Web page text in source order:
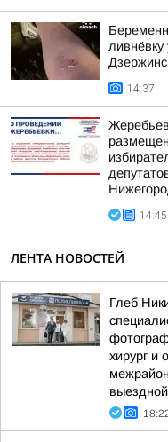
14:37
14:45
ЛЕНТА НОВОСТЕЙ
Глеб
хирург и